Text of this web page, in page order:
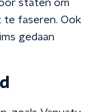
staten om
te faseren. Ook
gedaan